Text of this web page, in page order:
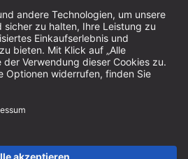
Euro Bestellwert innerhalb